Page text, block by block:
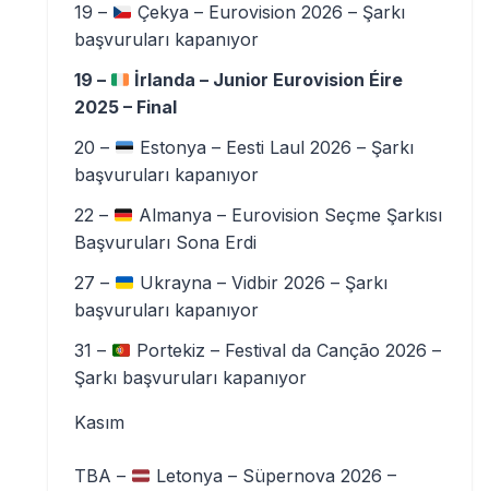
19 –
Çekya – Eurovision 2026 – Şarkı
başvuruları kapanıyor
19 –
İrlanda – Junior Eurovision Éire
2025 – Final
20 –
Estonya – Eesti Laul 2026 – Şarkı
başvuruları kapanıyor
22 –
Almanya – Eurovision Seçme Şarkısı
Başvuruları Sona Erdi
27 –
Ukrayna – Vidbir 2026 – Şarkı
başvuruları kapanıyor
31 –
Portekiz – Festival da Canção 2026 –
Şarkı başvuruları kapanıyor
Kasım
TBA –
Letonya – Süpernova 2026 –